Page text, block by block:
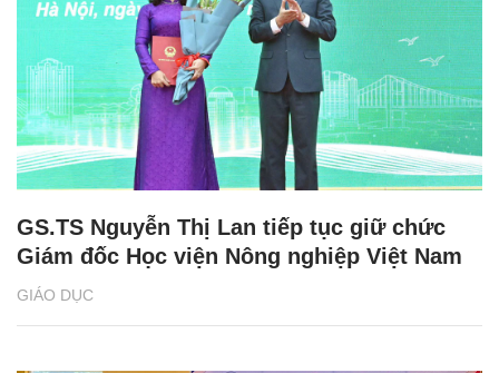
GIÁO DỤC
GS.TS Nguyễn Thị Lan tiếp tục giữ chức
Giám đốc Học viện Nông nghiệp Việt Nam